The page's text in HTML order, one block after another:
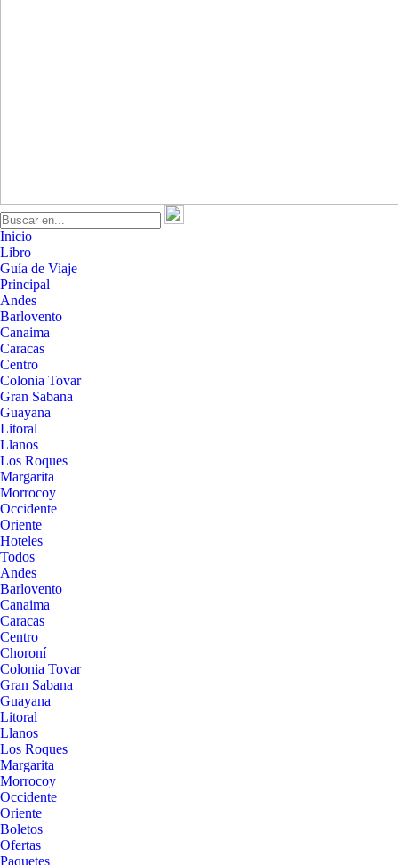
Inicio
Libro
Guía de Viaje
Principal
Andes
Barlovento
Canaima
Caracas
Centro
Colonia Tovar
Gran Sabana
Guayana
Litoral
Llanos
Los Roques
Margarita
Morrocoy
Occidente
Oriente
Hoteles
Todos
Andes
Barlovento
Canaima
Caracas
Centro
Choroní
Colonia Tovar
Gran Sabana
Guayana
Litoral
Llanos
Los Roques
Margarita
Morrocoy
Occidente
Oriente
Boletos
Ofertas
Paquetes